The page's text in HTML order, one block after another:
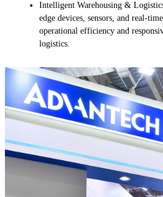
Intelligent Warehousing &
edge devices, sensors, and real-
operational efficiency and
logistics.